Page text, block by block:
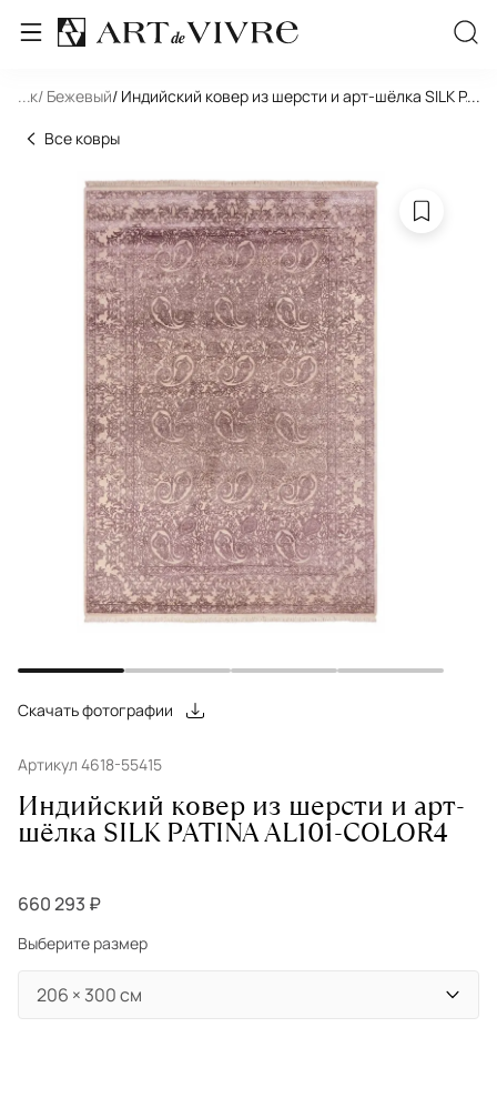
... / Бежевый/ Индийский ковер из шерсти и арт-шёлка SILK
...
Все ковры
Скачать фотографии
Артикул 4618-55415
Индийский ковер из шерсти и арт-
шёлка SILK PATINA AL101-COLOR4
660 293 ₽
Выберите размер